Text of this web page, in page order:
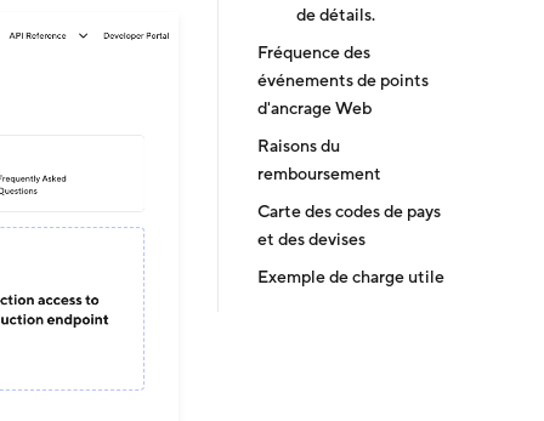
de détails.
Fréquence des
événements de points
d'ancrage Web
Raisons du
remboursement
Carte des codes de pays
et des devises
Exemple de charge utile